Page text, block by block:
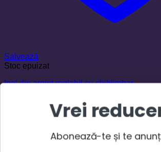
Salvează
Stoc epuizat
Inel din argint reglabil cu chihlimbar
Citește mai multVrei
Abonează-te și te